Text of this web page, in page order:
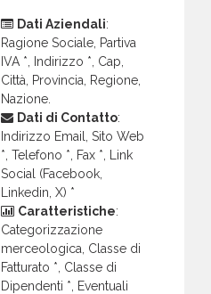
Dati Aziendali:
Ragione Sociale, Partiva
IVA *, Indirizzo *, Cap,
Città, Provincia, Regione,
Nazione.
Dati di Contatto:
Indirizzo Email, Sito Web
*, Telefono *, Fax *, Link
Social (Facebook,
Linkedin, X) *
Caratteristiche:
Categorizzazione
merceologica, Classe di
Fatturato *, Classe di
Dipendenti *, Eventuali